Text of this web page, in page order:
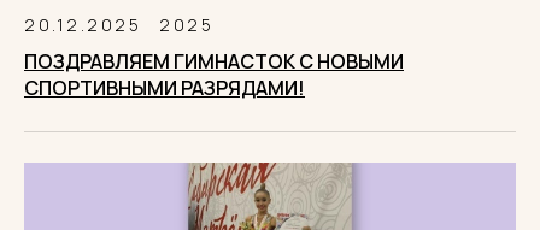
20.12.2025 2025
ПОЗДРАВЛЯЕМ ГИМНАСТОК С НОВЫМИ
СПОРТИВНЫМИ РАЗРЯДАМИ!